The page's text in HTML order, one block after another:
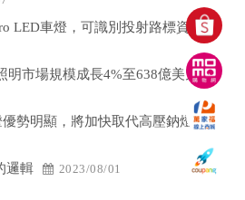
n
LED車燈，可識別投射路標資訊
明市場規模成長4%至638億美元
勢明顯，將加快取代高壓鈉燈
邏輯 2023/08/01